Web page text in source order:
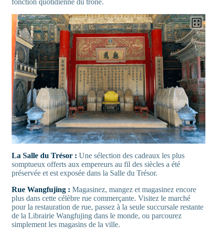
La Salle du Trésor : Une sélection des cadeaux les plus
somptueux offerts aux empereurs au fil des siècles a été
préservée et est exposée dans la Salle du Trésor.
Rue Wangfujing : Magasinez, mangez et magasinez encore
plus dans cette célèbre rue commerçante. Visitez le marché
pour la restauration de rue, passez à la seule succursale restante
de la Librairie Wangfujing dans le monde, ou parcourez
simplement les magasins de la ville.